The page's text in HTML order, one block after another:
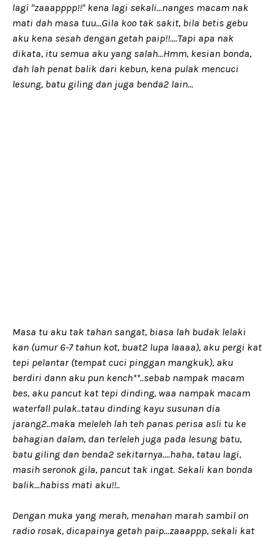
lagi "zaaapppp!!" kena lagi sekali...nanges macam nak
mati dah masa tuu...Gila koo tak sakit, bila betis gebu
aku kena sesah dengan getah paip!!....Tapi apa nak
dikata, itu semua aku yang salah...Hmm, kesian bonda,
dah lah penat balik dari kebun, kena pulak mencuci
lesung, batu giling dan juga benda2 lain...
Masa tu aku tak tahan sangat, biasa lah budak lelaki
kan (umur 6-7 tahun kot, buat2 lupa laaaa), aku pergi kat
tepi pelantar (tempat cuci pinggan mangkuk), aku
berdiri dann aku pun kench**..sebab nampak macam
bes, aku pancut kat tepi dinding, waa nampak macam
waterfall pulak..tatau dinding kayu susunan dia
jarang2..maka meleleh lah teh panas perisa asli tu ke
bahagian dalam, dan terleleh juga pada lesung batu,
batu giling dan benda2 sekitarnya....haha, tatau lagi,
masih seronok gila, pancut tak ingat. Sekali kan bonda
balik...habiss mati aku!!..
Dengan muka yang merah, menahan marah sambil on
radio rosak, dicapainya getah paip...zaaappp, sekali kat